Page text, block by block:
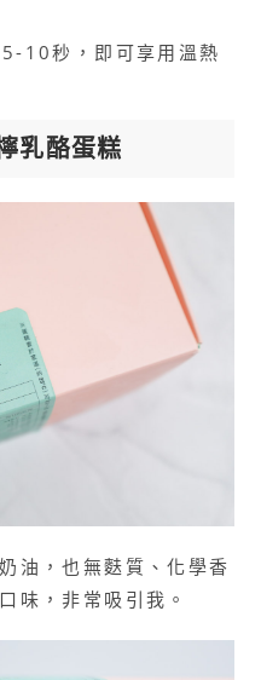
5-10秒，即可享用溫熱
乳酪蛋糕
油，也無麩質、化學香
味，非常吸引我。